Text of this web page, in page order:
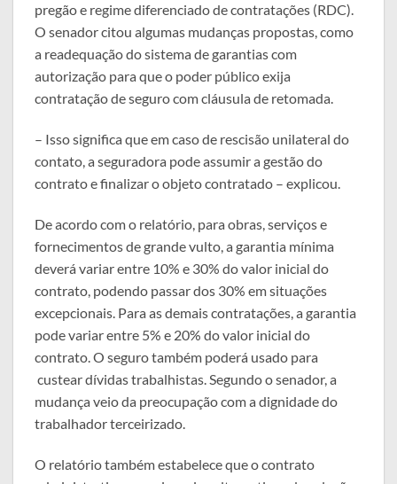
pregão e regime diferenciado de contratações (RDC).
O senador citou algumas mudanças propostas, como
a readequação do sistema de garantias com
autorização para que o poder público exija
contratação de seguro com cláusula de retomada.
– Isso significa que em caso de rescisão unilateral do
contato, a seguradora pode assumir a gestão do
contrato e finalizar o objeto contratado – explicou.
De acordo com o relatório, para obras, serviços e
fornecimentos de grande vulto, a garantia mínima
deverá variar entre 10% e 30% do valor inicial do
contrato, podendo passar dos 30% em situações
excepcionais. Para as demais contratações, a garantia
pode variar entre 5% e 20% do valor inicial do
contrato. O seguro também poderá usado para
custear dívidas trabalhistas. Segundo o senador, a
mudança veio da preocupação com a dignidade do
trabalhador terceirizado.
O relatório também estabelece que o contrato